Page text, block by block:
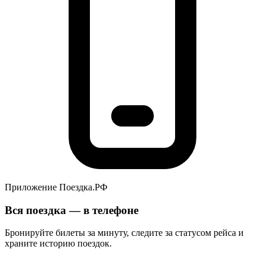
Приложение Поездка.РФ
Вся поездка — в телефоне
Бронируйте билеты за минуту, следите за статусом рейса и
храните историю поездок.